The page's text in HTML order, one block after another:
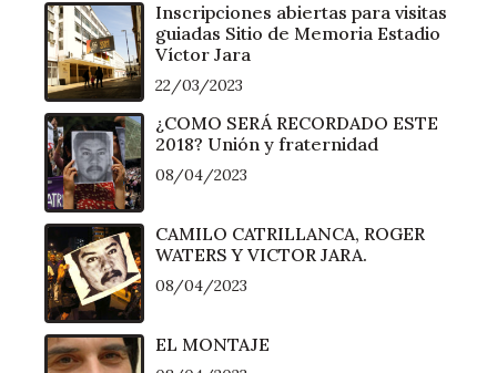
Inscripciones abiertas para visitas
guiadas Sitio de Memoria Estadio
Víctor Jara
22/03/2023
¿COMO SERÁ RECORDADO ESTE
2018? Unión y fraternidad
08/04/2023
CAMILO CATRILLANCA, ROGER
WATERS Y VICTOR JARA.
08/04/2023
EL MONTAJE